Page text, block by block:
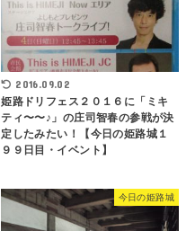
2016.09.02
姫路ドリフェス２０１６に「ミキ
ティ〜〜♪」の庄司智春の参戦が決
定したみたい！【今日の姫路城１
９９日目・イベント】
今日の姫路城